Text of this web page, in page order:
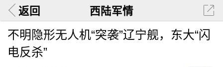
返回 西陆军情
不明隐形无人机“突袭”辽宁舰，东大“闪
电反杀”